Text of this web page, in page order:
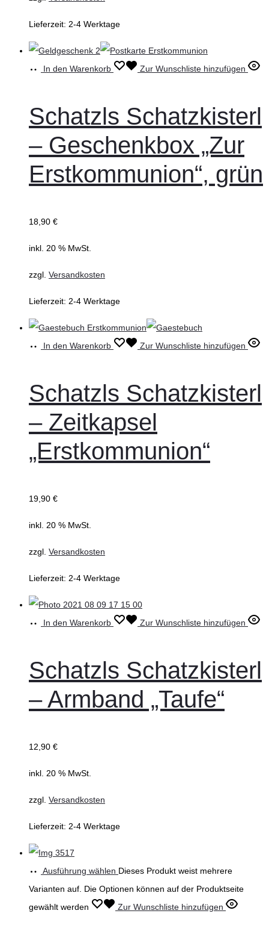
Lieferzeit: 2-4 Werktage
In den Warenkorb Zur Wunschliste hinzufügen
Schatzls Schatzkisterl
– Geschenkbox „Zur
Erstkommunion“, grün
18,90 €
inkl. 20 % MwSt.
zzgl. Versandkosten
Lieferzeit: 2-4 Werktage
In den Warenkorb Zur Wunschliste hinzufügen
Schatzls Schatzkisterl
– Zeitkapsel
„Erstkommunion“
19,90 €
inkl. 20 % MwSt.
zzgl. Versandkosten
Lieferzeit: 2-4 Werktage
In den Warenkorb Zur Wunschliste hinzufügen
Schatzls Schatzkisterl
– Armband „Taufe“
12,90 €
inkl. 20 % MwSt.
zzgl. Versandkosten
Lieferzeit: 2-4 Werktage
Ausführung wählen Dieses Produkt weist mehrere
Varianten auf. Die Optionen können auf der Produktseite
gewählt werden
Zur Wunschliste hinzufügen